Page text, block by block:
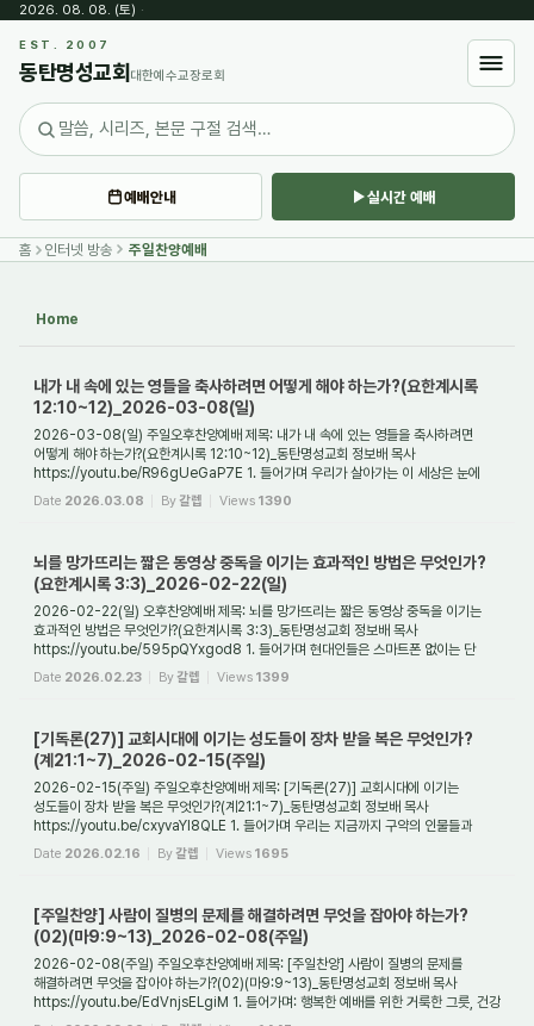
2026. 08. 08. (토) ·
EST. 2007
동탄명성교회 대한예수교장로회
예배안내 실시간 예배
홈 인터넷 방송 주일찬양예배
Home
내가 내 속에 있는 영들을 축사하려면 어떻게 해야 하는가?(요한계시록
12:10~12)_2026-03-08(일)
2026-03-08(일) 주일오후찬양예배 제목: 내가 내 속에 있는 영들을 축사하려면
어떻게 해야 하는가?(요한계시록 12:10~12)_동탄명성교회 정보배 목사
https://youtu.be/R96gUeGaP7E 1. 들어가며 우리가 살아가는 이 세상은 눈에
보이는 육체와 물질의 세계가 ...
Date 2026.03.08 By갈렙 Views 1390
뇌를 망가뜨리는 짧은 동영상 중독을 이기는 효과적인 방법은 무엇인가?
(요한계시록 3:3)_2026-02-22(일)
2026-02-22(일) 오후찬양예배 제목: 뇌를 망가뜨리는 짧은 동영상 중독을 이기는
효과적인 방법은 무엇인가?(요한계시록 3:3)_동탄명성교회 정보배 목사
https://youtu.be/595pQYxgod8 1. 들어가며 현대인들은 스마트폰 없이는 단
하루도 살아갈 수 없는 시대...
Date 2026.02.23 By갈렙 Views 1399
[기독론(27)] 교회시대에 이기는 성도들이 장차 받을 복은 무엇인가?
(계21:1~7)_2026-02-15(주일)
2026-02-15(주일) 주일오후찬양예배 제목: [기독론(27)] 교회시대에 이기는
성도들이 장차 받을 복은 무엇인가?(계21:1~7)_동탄명성교회 정보배 목사
https://youtu.be/cxyvaYl8QLE 1. 들어가며 우리는 지금까지 구약의 인물들과
사건들을 통해 그리스도의 모...
Date 2026.02.16 By갈렙 Views 1695
[주일찬양] 사람이 질병의 문제를 해결하려면 무엇을 잡아야 하는가?
(02)(마9:9~13)_2026-02-08(주일)
2026-02-08(주일) 주일오후찬양예배 제목: [주일찬양] 사람이 질병의 문제를
해결하려면 무엇을 잡아야 하는가?(02)(마9:9~13)_동탄명성교회 정보배 목사
https://youtu.be/EdVnjsELgiM 1. 들어가며: 행복한 예배를 위한 거룩한 그릇, 건강
필자가 2008년에 목...
Sketchbook5, 스케치북5
Sketchbook5, 스케치북5